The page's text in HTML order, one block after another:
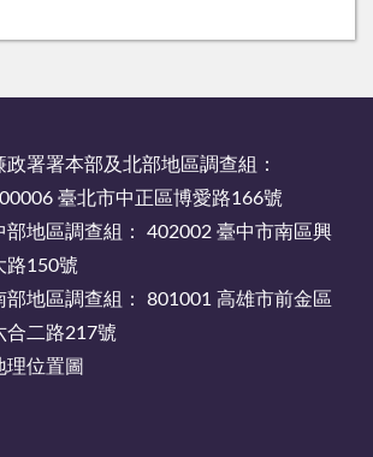
政署署本部及北部地區調查組：
臺北市中正區博愛路166號
部地區調查組： 402002 臺中市南區興
路150號
部地區調查組： 801001 高雄市前金區
合二路217號
理位置圖